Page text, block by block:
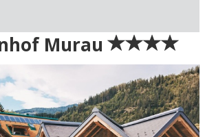
är ledig (bokning går att
är möjligen ledig (kan bokas mot
med definitiv
Murau